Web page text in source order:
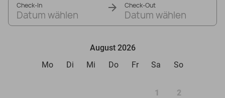
Check-In
Datum wählen
Check-Out
Datum wählen
August 2026
Mo
Di Mi Do Fr Sa So
1 2